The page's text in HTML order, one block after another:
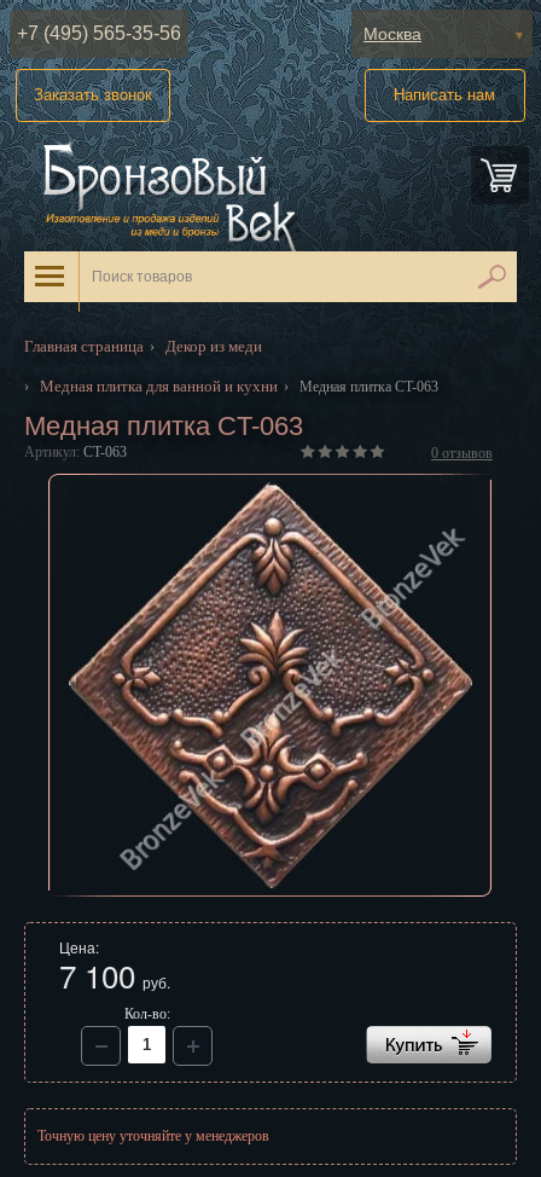
+7 (495) 565-35-56 Москва
Абакан
Анадырь
Архангельск
Астрахань
Владивосток
Владикавказ
Владимир
Волгоград
Вологда
Зеленоград
Заказать звонок Написать нам
Главная страница › Декор из меди
› Медная плитка для ванной и кухни › Медная плитка CT-063
Медная плитка CT-063
Артикул: CT-063 0 отзывов
Цена:
7 100 руб.
Кол-во:
Точную цену уточняйте у менеджеров